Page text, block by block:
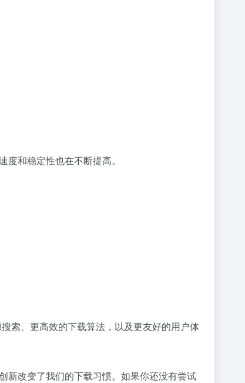
和稳定性也在不断提高。
索、更高效的下载算法，以及更友好的用户体
新改变了我们的下载习惯。如果你还没有尝试